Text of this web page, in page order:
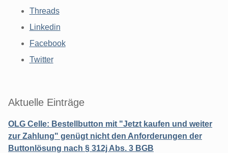
Threads
Linkedin
Facebook
Twitter
Aktuelle Einträge
OLG Celle: Bestellbutton mit "Jetzt kaufen und weiter
zur Zahlung" genügt nicht den Anforderungen der
Buttonlösung nach § 312j Abs. 3 BGB